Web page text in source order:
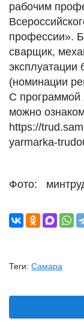
рабочим
профессии».
сварщик,
эксплуатации
(номинации
С
можно
https://
yarmarka-
Фото:
Теги: Самара